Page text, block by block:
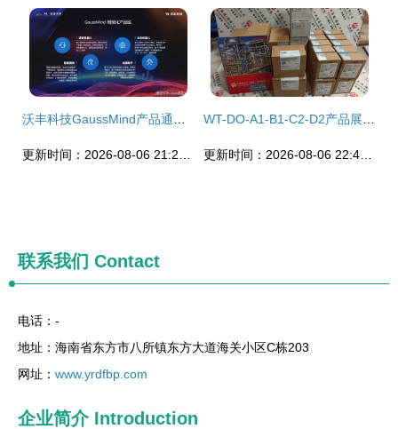
联系我们 Contact
电话：-
地址：海南省东方市八所镇东方大道海关小区C栋203
网址： www.yrdfbp.com
企业简介Introduction